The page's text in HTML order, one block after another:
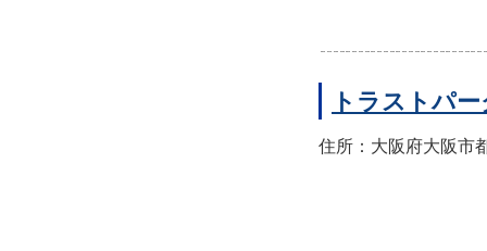
トラストパ
住所：大阪府大阪市